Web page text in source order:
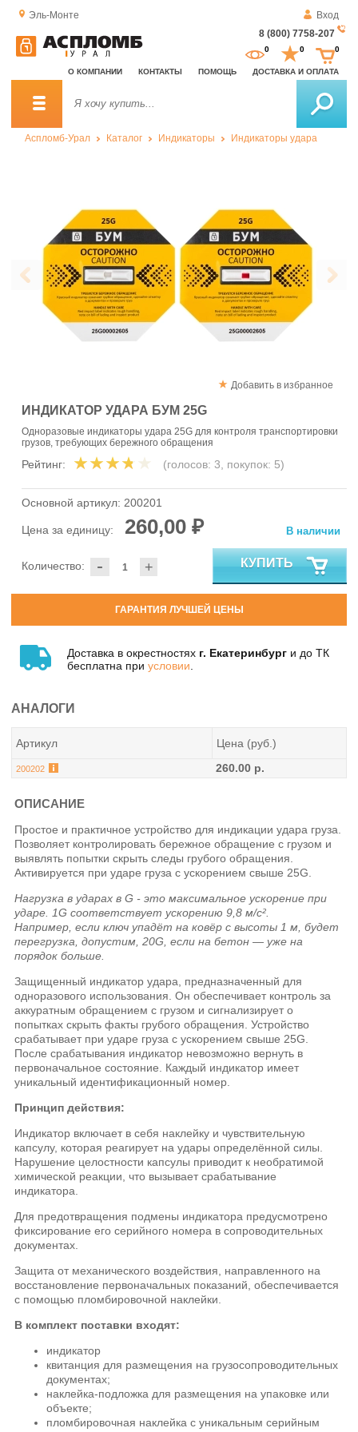
Эль-Монте
Вход
8 (800) 7758-207
О КОМПАНИИ КОНТАКТЫ ПОМОЩЬ ДОСТАВКА И ОПЛАТА
0 0 0
Аспломб-Урал Каталог Индикаторы Индикаторы удара
Добавить в избранное
ИНДИКАТОР УДАРА БУМ 25G
Одноразовые индикаторы удара 25G для контроля транспортировки
грузов, требующих бережного обращения
Рейтинг: (голосов: 3, покупок: 5)
Основной артикул: 200201
Цена за единицу: 260,00 ₽
- +
Количество:
В наличии
КУПИТЬ
ГАРАНТИЯ ЛУЧШЕЙ ЦЕНЫ
Доставка в окрестностях г. Екатеринбург и до ТК
бесплатна при условии
АНАЛОГИ
Артикул Цена (руб.)
200202 260.00 р.
ОПИСАНИЕ
Простое и практичное устройство для индикации удара груза.
Позволяет контролировать бережное обращение с грузом и
выявлять попытки скрыть следы грубого обращения.
Активируется при ударе груза с ускорением свыше 25G.
Нагрузка в ударах в G - это максимальное ускорение при
ударе. 1G соответствует ускорению 9,8 м/с².
Например, если ключ упадёт на ковёр с высоты 1 м, будет
перегрузка, допустим, 20G, если на бетон — уже на
порядок больше.
Защищенный индикатор удара, предназначенный для
одноразового использования. Он обеспечивает контроль за
аккуратным обращением с грузом и сигнализирует о
попытках скрыть факты грубого обращения. Устройство
срабатывает при ударе груза с ускорением свыше 25G.
После срабатывания индикатор невозможно вернуть в
первоначальное состояние. Каждый индикатор имеет
уникальный идентификационный номер.
Принцип действия:
Индикатор включает в себя наклейку и чувствительную
капсулу, которая реагирует на удары определённой силы.
Нарушение целостности капсулы приводит к необратимой
химической реакции, что вызывает срабатывание
индикатора.
Для предотвращения подмены индикатора предусмотрено
фиксирование его серийного номера в сопроводительных
документах.
Защита от механического воздействия, направленного на
восстановление первоначальных показаний, обеспечивается
с помощью пломбировочной наклейки.
В комплект поставки входят:
индикатор
квитанция для размещения на грузосопроводительных
документах;
наклейка-подложка для размещения на упаковке или
объекте;
пломбировочная наклейка с уникальным серийным